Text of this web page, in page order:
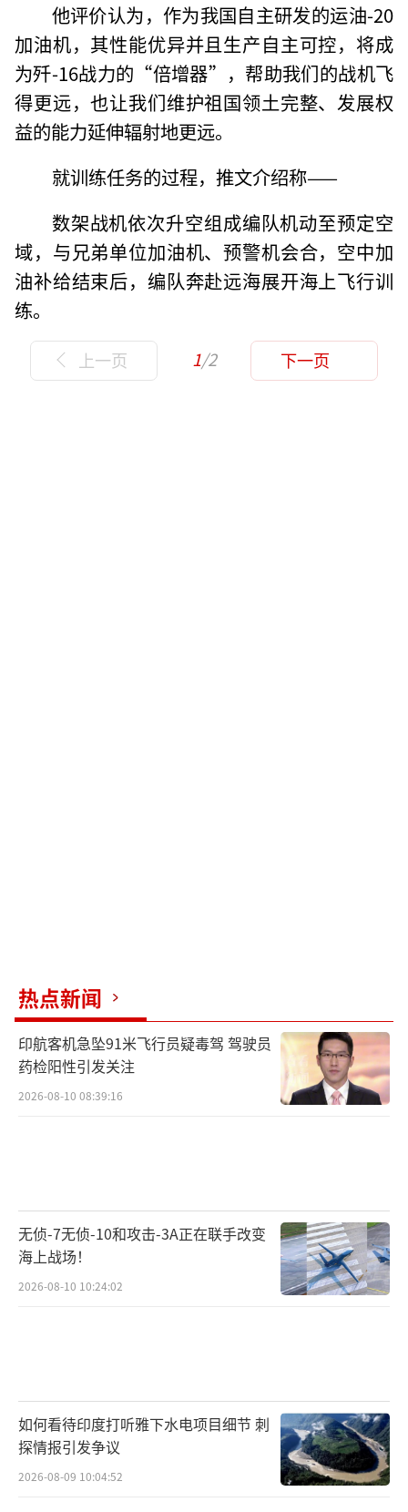
他评价认为，作为我国自主研发的运油-20
加油机，其性能优异并且生产自主可控，将成
为歼-16战力的“倍增器”，帮助我们的战机飞
得更远，也让我们维护祖国领土完整、发展权
益的能力延伸辐射地更远。
就训练任务的过程，推文介绍称——
数架战机依次升空组成编队机动至预定空
域，与兄弟单位加油机、预警机会合，空中加
油补给结束后，编队奔赴远海展开海上飞行训
练。
上一页 1/2 下一页
热点新闻
印航客机急坠91米飞行员疑毒驾 驾驶员
药检阳性引发关注
2026-08-10 08:39:16
无侦-7无侦-10和攻击-3A正在联手改变
海上战场！
2026-08-10 10:24:02
如何看待印度打听雅下水电项目细节 刺
探情报引发争议
2026-08-09 10:04:52